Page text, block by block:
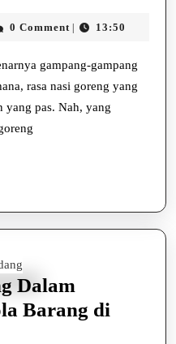
Nasi
Goreng,
yang
Wajib
Kalian
0 Comment 13:50
gampang-gampang
rasa nasi goreng yang
yang pas. Nah, yang
Dalam
Barang di